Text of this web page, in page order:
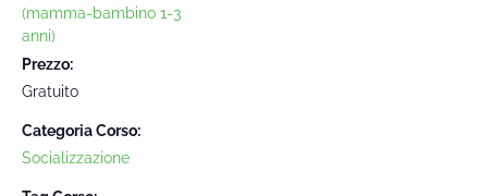
(mamma-bambino 1-3
anni)
Prezzo:
Gratuito
Categoria Corso:
Socializzazione